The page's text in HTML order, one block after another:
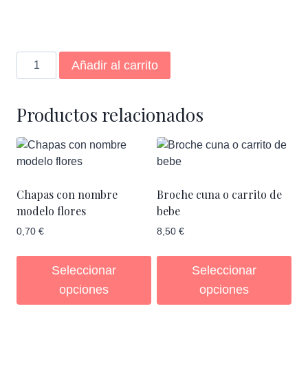
Babero
mi
juerga
cantidad
Añadir al carrito
Productos relacionados
Chapas con nombre
modelo flores
0,70 €
Seleccionar
opciones
Broche cuna o carrito de
bebe
8,50 €
Seleccionar
opciones